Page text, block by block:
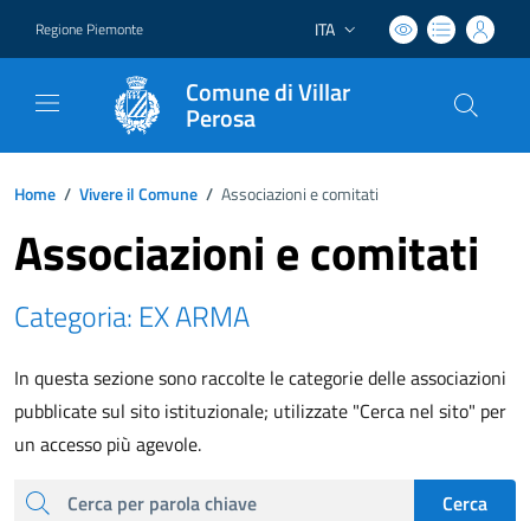
Regione Piemonte Lingua attiva:
ITA
Comune di Villar
Perosa
Home / Vivere il Comune / Associazioni e comitati
Associazioni e comitati
Categoria: EX ARMA
In questa sezione sono raccolte le categorie delle associazioni
pubblicate sul sito istituzionale; utilizzate "Cerca nel sito" per
un accesso più agevole.
cerca
Cerca